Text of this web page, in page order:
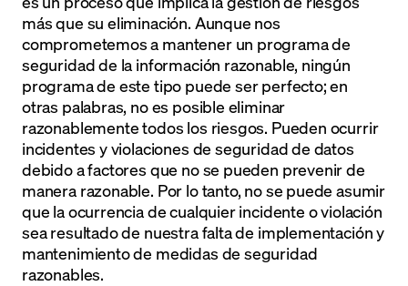
más que su eliminación. Aunque nos
comprometemos a mantener un programa de
seguridad de la información razonable, ningún
programa de este tipo puede ser perfecto; en
otras palabras, no es posible eliminar
razonablemente todos los riesgos. Pueden ocurrir
incidentes y violaciones de seguridad de datos
debido a factores que no se pueden prevenir de
manera razonable. Por lo tanto, no se puede asumir
que la ocurrencia de cualquier incidente o violación
sea resultado de nuestra falta de implementación y
mantenimiento de medidas de seguridad
razonables.